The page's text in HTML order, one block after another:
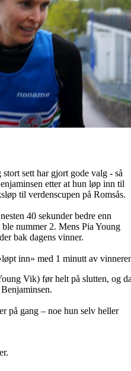
sett har gjort gode valg - så
etter at hun løp inn til
til verdenscupen på Romsås.
40 sekunder bedre enn
nummer 2. Mens Pia Young
bak dagens vinner.
inn» med 1 minutt av
Vik) før helt på slutten, og
på gang – noe hun selv heller